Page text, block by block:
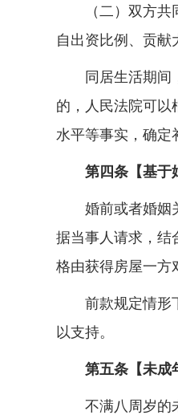
（二）双方共同
自出资比例、贡
同居生活期间，
的，人民法院可以
水平等事实，确定
第四条【基于
婚前或者婚姻关
据当事人请求，结
格由获得房屋一方
前款规定情形下
以支持。
第五条【未成
不满八周岁的未